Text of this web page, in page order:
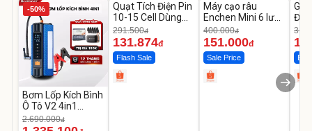
-50%
Bơm Lốp Kích Bình
Ô Tô V2 4in1
MEDICAR –
12.000mAh
2.690.000đ
-54%
Quạt Tích Điện Pin
10-15 Cell Dùng
Liên Tục 4-8H
291.500đ
131.874đ
Flash Sale
-62%
Máy cạo râu
Enchen Mini 6 lưỡi
dao kép mỏng
400.000đ
151.000đ
Sale Price
Đùi